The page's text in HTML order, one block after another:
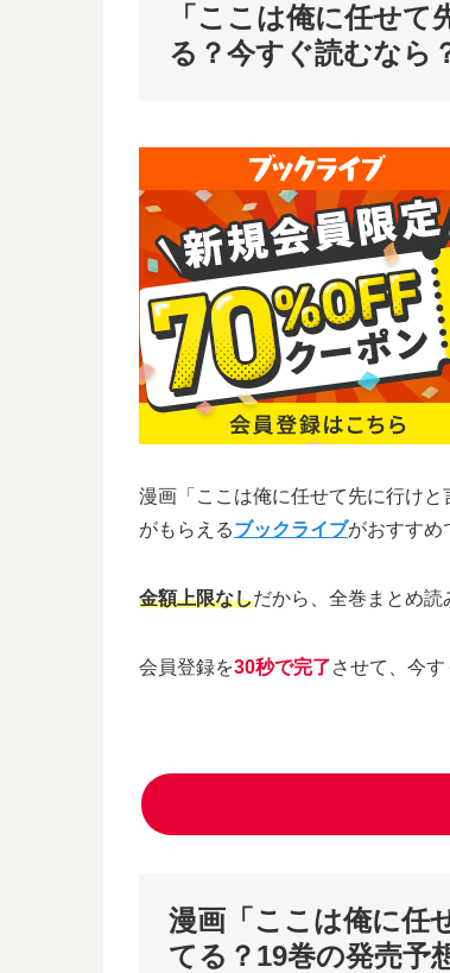
「ここは俺に任せ
る？今すぐ読むなら
漫画「ここは俺に任せて先に行け
がもらえるブックライブがおすすめ
金額上限なしだから、全巻まとめ読
会員登録を30秒で完了させて、今す
漫画「ここは俺に任
てる？19巻の発売予